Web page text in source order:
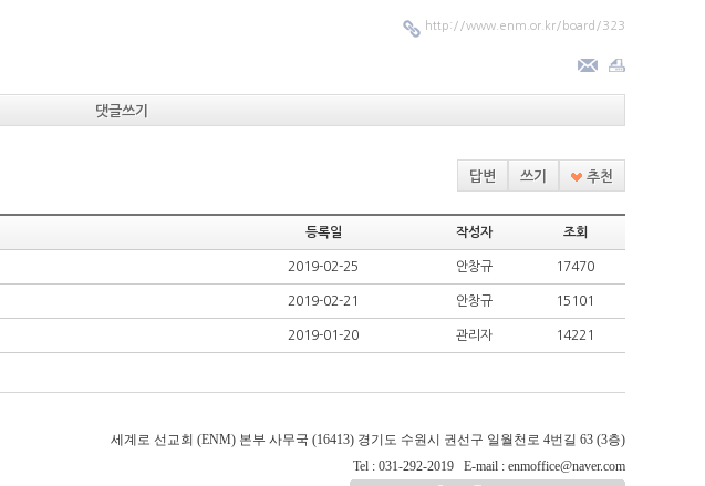
http://www.enm.or.kr/board/323
댓글쓰기
답변 쓰기 추천
등록일 작성자 조회
2019-02-25 안창규 17470
2019-02-21 안창규 15101
2019-01-20 관리자 14221
세계로 선교회 (ENM) 본부 사무국 (16413) 경기도 수원시 권선구 일월천로 4번길 63 (3층)
Tel : 031-292-2019 E-mail : enmoffice@naver.com